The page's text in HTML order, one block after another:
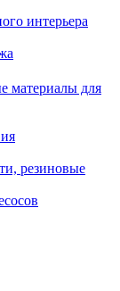
интерьера
материалы для
резиновые